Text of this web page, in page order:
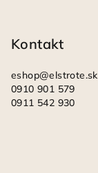
Kontakt
eshop@elstrote.sk
0910 901 579
0911 542 930